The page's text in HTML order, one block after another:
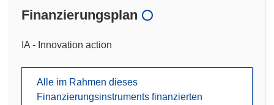
Finanzierungsplan
IA - Innovation action
Alle im Rahmen dieses
Finanzierungsinstruments finanzierten